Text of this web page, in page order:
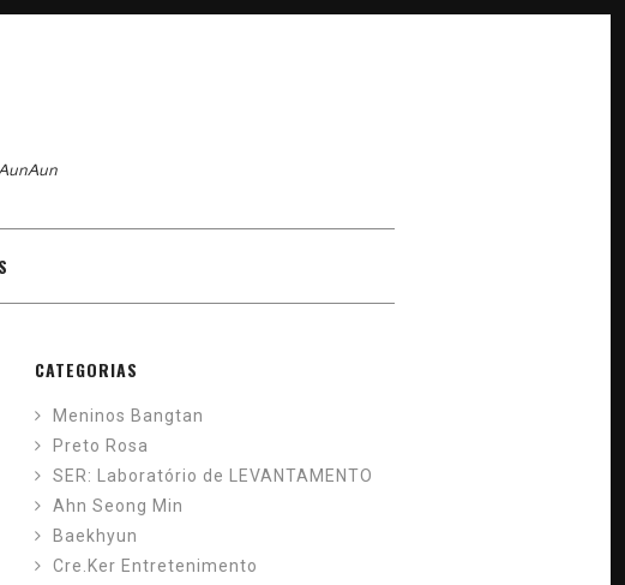
CATEGORIAS
Meninos Bangtan
Preto Rosa
SER: Laboratório de LEVANTAMENTO
Ahn Seong Min
Baekhyun
Cre.Ker Entretenimento